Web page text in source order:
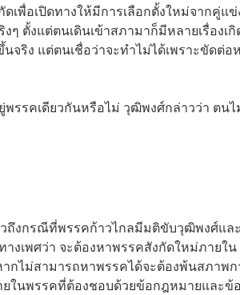
เพื่อเปิดทางให้มีการเลือกตั้งใหม่จากคู่แข่
ตั้งแต่ตนเดินเข้าสภามาก็มีหลายเรื่องเ
จริง แต่ตนเชื่อว่าจะทำไม่ได้เพราะขัดต่อ
รรคเดียวกันหรือไม่ วุฒิพงศ์กล่าวว่า ตนไ
ถึงกรณีที่พรรคก้าวไกลมีมติขับวุฒิพงศ์แล
งเพศว่า จะต้องหาพรรคสังกัดใหม่ภายใน
กไม่สามารถหาพรรคได้จะต้องพ้นสภาพก
ยในพรรคที่ต้องชอบด้วยข้อกฎหมายและข้อ